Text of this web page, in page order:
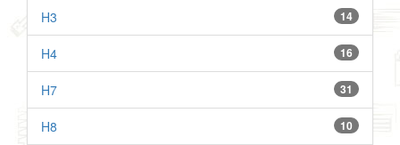
14
H3
16
H4
31
H7
10
H8